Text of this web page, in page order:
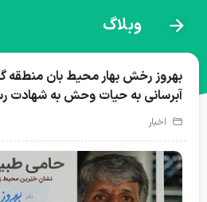
نذرطبیعت
وبلاگ
بهروز رخش بهار محیط بان منطقه
آبرسانی به حیات وحش به شهادت
اخبار